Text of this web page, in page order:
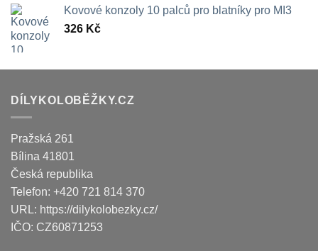
Kovové konzoly 10 palců pro blatníky pro MI3
326 Kč
DÍLYKOLOBĚŽKY.CZ
Pražská 261
Bílina 41801
Česká republika
Telefon: +420 721 814 370
URL: https://dilykolobezky.cz/
IČO: CZ60871253